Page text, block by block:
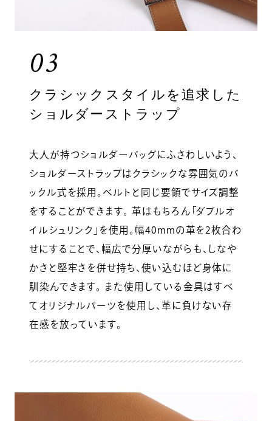
03
クラシックスタイルを追求した
ショルダーストラップ
大人が持つショルダーバッグにふさわしいよう、
ショルダーストラップはクラシックな雰囲気のバ
ックル式を採用。ベルトと同じ要領でサイズ調整
をすることができます。 革はもちろん「ダブルオ
イルシュリンク」を使用。幅40mmの革を2枚合わ
せにすることで、幅広で分厚いながらも、しなや
かさと堅牢さを併せ持ち、使い込むほど身体に
馴染んできます。 また使用している金具はすべ
てオリジナルパーツを使用し、革に負けない存
在感を放っています。